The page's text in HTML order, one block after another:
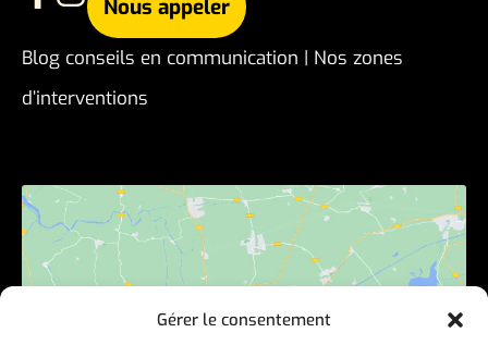
Gérer le consentement
Nous appeler
Blog conseils en communication | Nos zones
d’interventions
Cliquez pour accepter les cookies